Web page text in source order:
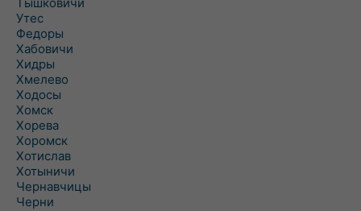
Утес
Федоры
Хабовичи
Хидры
Хмелево
Ходосы
Хомск
Хорева
Хоромск
Хотислав
Хотыничи
Чернавчицы
Черни